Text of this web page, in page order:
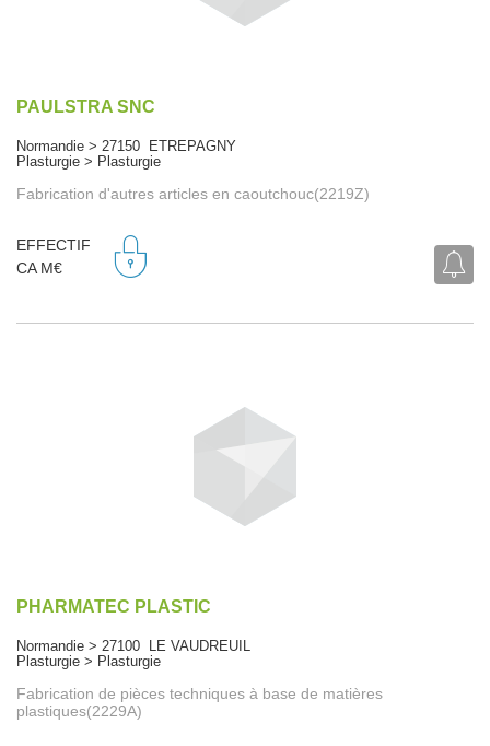
PAULSTRA SNC
Normandie > 27150 ETREPAGNY
Plasturgie > Plasturgie
Fabrication d'autres articles en caoutchouc(2219Z)
EFFECTIF
CA M€
PHARMATEC PLASTIC
Normandie > 27100 LE VAUDREUIL
Plasturgie > Plasturgie
Fabrication de pièces techniques à base de matières
plastiques(2229A)